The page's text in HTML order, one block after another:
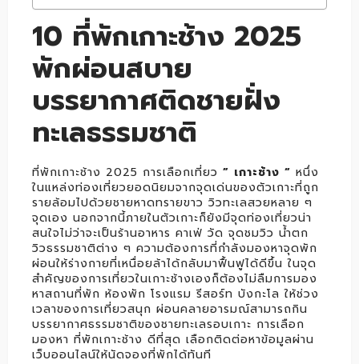
10 ที่พักเกาะช้าง 2025
พักผ่อนสบาย
บรรยากาศติดชายฝั่ง
ทะเลธรรมชาติ
ที่พักเกาะช้าง 2025 การเลือกเที่ยว ” เกาะช้าง “ หนึ่ง
ในแหล่งท่องเที่ยวยอดนิยมจากจุดเด่นของตัวเกาะที่ถูก
รายล้อมไปด้วยชายหาดทรายขาว วิวทะเลสวยหลาย ๆ
จุดเอง นอกจากนี้ภายในตัวเกาะก็ยังมีจุดท่องเที่ยวน่า
สนใจไม่ว่าจะเป็นร้านอาหาร คาเฟ่ วัด จุดชมวิว น้ำตก
วิวธรรมชาติต่าง ๆ ความต้องการที่กำลังมองหาจุดพัก
ผ่อนให้ร่างกายที่เหนื่อยล้าได้กลับมาฟื้นฟูได้ดีขึ้น ในจุด
สำคัญของการเที่ยวในเกาะช้างเองก็ต้องไม่ลืมการมอง
หาสถานที่พัก ห้องพัก โรงแรม รีสอร์ท บังกะโล ให้ช่วง
เวลาของการเที่ยวสนุก ผ่อนคลายอารมณ์สามารถกิน
บรรยากาศธรรมชาติของชายทะเลรอบเกาะ การเลือก
มองหา ที่พักเกาะช้าง ดีที่สุด เลือกติดต่อหาข้อมูลผ่าน
เว็บออนไลน์ให้นัดจองที่พักได้ทันที